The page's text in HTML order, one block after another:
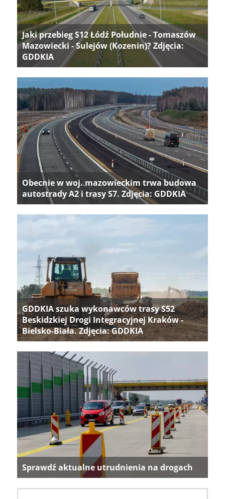
Jaki przebieg S12 Łódź Południe - Tomaszów
Mazowiecki - Sulejów (Kozenin)? Zdjęcia:
GDDKIA
Obecnie w woj. mazowieckim trwa budowa
autostrady A2 i trasy S7. Zdjęcia: GDDKIA
GDDKIA szuka wykonawców trasy S52
Beskidzkiej Drogi Integracyjnej Kraków -
Bielsko-Biała. Zdjęcia: GDDKIA
Sprawdź aktualne utrudnienia na drogach